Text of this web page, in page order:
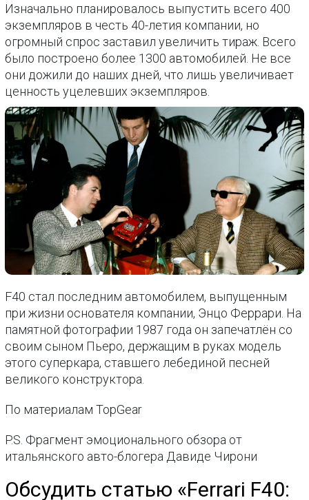
Изначально планировалось выпустить всего 400
экземпляров в честь 40-летия компании, но
огромный спрос заставил увеличить тираж. Всего
было построено более 1300 автомобилей. Не все
они дожили до наших дней, что лишь увеличивает
ценность уцелевших экземпляров.
F40 стал последним автомобилем, выпущенным
при жизни основателя компании, Энцо Феррари. На
памятной фотографии 1987 года он запечатлён со
своим сыном Пьеро, держащим в руках модель
этого суперкара, ставшего лебединой песней
великого конструктора.
По материалам TopGear
P.S. Фрагмент эмоционального обзора от
итальянского авто-блогера Давиде Чирони
Обсудить статью «Ferrari F40: